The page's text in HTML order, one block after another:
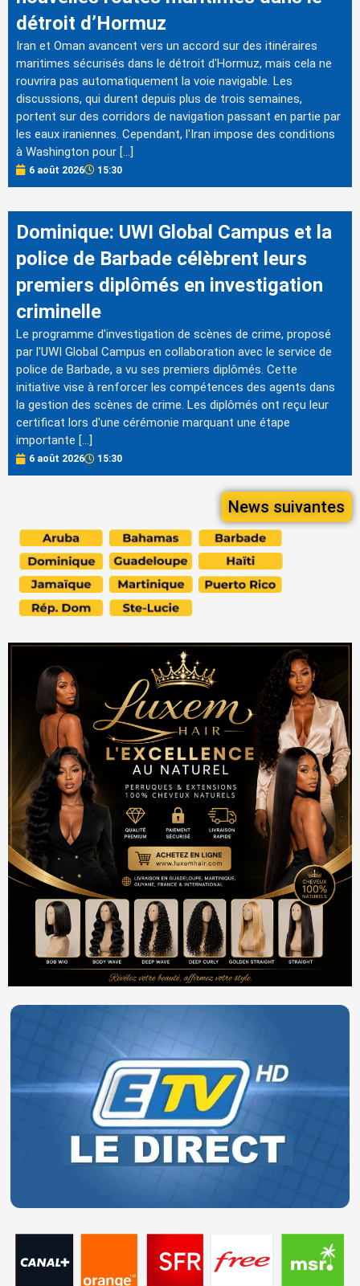
détroit d’Hormuz
Iran et Oman avancent vers un accord sur des itinéraires
maritimes sécurisés dans le détroit d'Hormuz, mais cela ne
rouvrira pas automatiquement la voie navigable. Les
discussions, qui durent depuis plus de trois semaines,
portent sur des corridors de navigation passant en partie par
les eaux iraniennes. Cependant, l'Iran impose des conditions
à Washington pour […]
6 août 2026 15:30
Dominique: UWI Global Campus et la
police de Barbade célèbrent leurs
premiers diplômés en investigation
criminelle
Le programme d'investigation de scènes de crime, proposé
par l'UWI Global Campus en collaboration avec le service de
police de Barbade, a vu ses premiers diplômés. Cette
initiative vise à renforcer les compétences des agents dans
la gestion des scènes de crime. Les diplômés ont reçu leur
certificat lors d'une cérémonie marquant une étape
importante […]
6 août 2026 15:30
News suivantes